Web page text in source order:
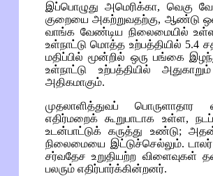
இப்பொழுது அமெரிக்கா, வெகு
குறையை அகற்றுவதற்கு, ஆண்டு
வாங்க வேண்டிய நிலைமையில்
உள்நாட்டு மொத்த உற்பத்தியில் 5.4
மதிப்பில் மூன்றில் ஒரு பங்கை
உள்நாட்டு உற்பத்தியில்
அதிகமாகும்.
முதலாளித்துவப்
எதிர்மறைக் கூறுபாடாக உள்ள,
உடன்பாட்டுக் கருத்து உண்டு;
நிலைமையை இட்டுச்செல்லும்.
சர்வதேச உறுதியற்ற விளைவுகள்
பலரும் எதிர்பார்க்கின்றனர்.